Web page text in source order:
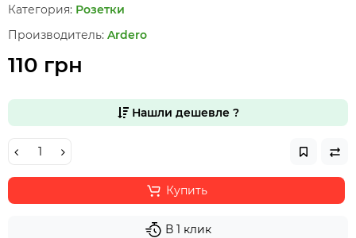
Категория: Розетки
Производитель: Ardero
110 грн
Нашли дешевле ?
Купить
В 1 клик